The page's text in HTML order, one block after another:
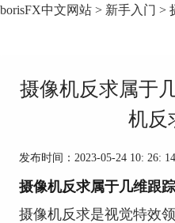
borisFX中文网站 > 新手入门 >
摄像机反求属于
机反
发布时间：2023-05-24 10: 26: 14
摄像机反求属于几维跟
摄像机反求是视觉特效